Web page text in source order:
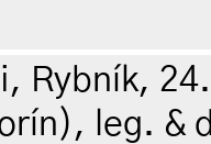
Rybník,
leg. &